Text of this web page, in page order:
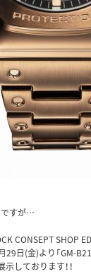
ですが…
CONSEPT SHOP
29日(金)より「GM-
しております！！